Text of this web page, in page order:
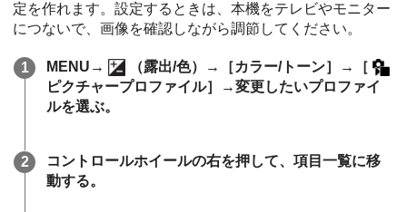
定を作れます。設定するときは、本機をテレビやモニター
につないで、画像を確認しながら調節してください。
MENU → （露出/色）→ ［カラー/トーン］ →
［
ピクチャープロファイル］
→変更したいプロファイ
ルを選ぶ。
コントロールホイールの右を押して、項目一覧に移
動する。